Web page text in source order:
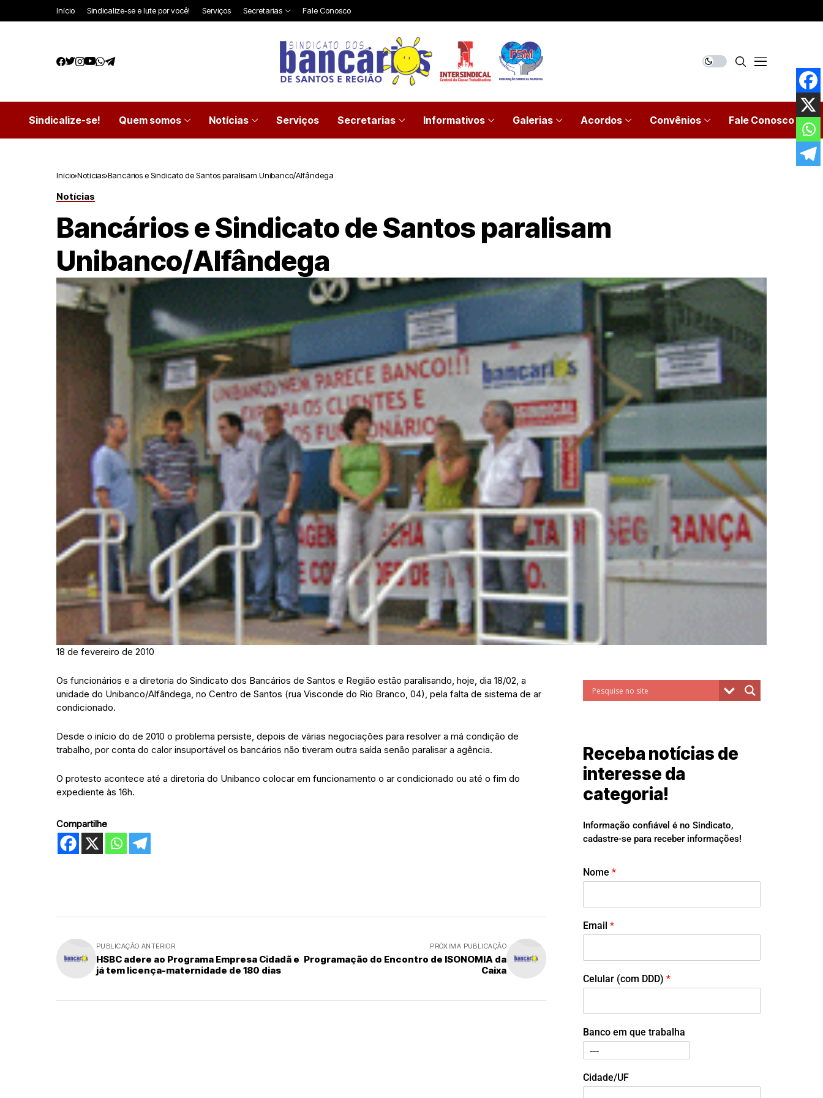
Início Sindicalize-se e lute por você! Serviços Secretarias Fale Conosco
Sindicalize-se! Quem somos Notícias Serviços Secretarias Informativos Galerias Acordos Convênios Fale Conosco
Início Notícias Bancários e Sindicato de Santos paralisam Unibanco/Alfândega
Notícias
Bancários e Sindicato de Santos paralisam
Unibanco/Alfândega
18 de fevereiro de 2010
Os funcionários e a diretoria do Sindicato dos Bancários de Santos e Região estão paralisando, hoje, dia 18/02, a
unidade do Unibanco/Alfândega, no Centro de Santos (rua Visconde do Rio Branco, 04), pela falta de sistema de ar
condicionado.
Desde o início do de 2010 o problema persiste, depois de várias negociações para resolver a má condição de
trabalho, por conta do calor insuportável os bancários não tiveram outra saída senão paralisar a agência.
O protesto acontece até a diretoria do Unibanco colocar em funcionamento o ar condicionado ou até o fim do
expediente às 16h.
Compartilhe
PUBLICAÇÃO ANTERIOR
HSBC adere ao Programa Empresa Cidadã e
já tem licença-maternidade de 180 dias
PRÓXIMA PUBLICAÇÃO
Programação do Encontro de ISONOMIA da
Caixa
Receba notícias de
interesse da
categoria!
Informação confiável é no Sindicato,
cadastre-se para receber informações!
Nome *
Email *
Celular (com DDD) *
Banco em que trabalha
Cidade/UF